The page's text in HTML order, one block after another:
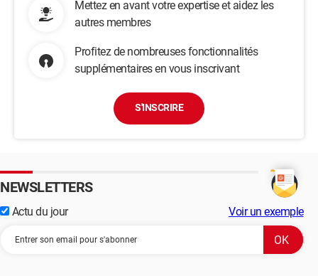
Mettez en avant votre expertise et aidez les
autres membres
Profitez de nombreuses fonctionnalités
supplémentaires en vous inscrivant
S'INSCRIRE
NEWSLETTERS
Actu du jour Voir un exemple